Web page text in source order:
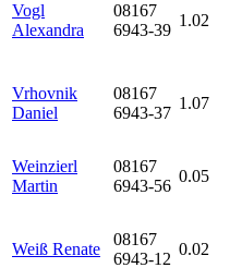
Vogl
Alexandra
08167
6943-39
1.02
Vrhovnik
Daniel
08167
6943-37
1.07
Weinzierl
Martin
08167
6943-56
0.05
Weiß Renate
08167
6943-12
0.02